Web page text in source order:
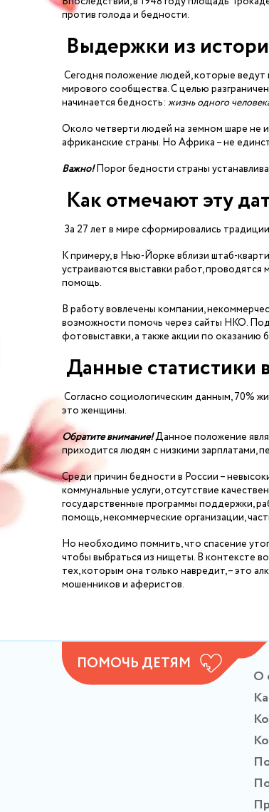
против голода и бедности.
Выдержки из
Сегодня положение людей, которые ведут
мирового сообщества. С целью
начинается бедность: жизнь одного
Около четверти людей на земном шаре не
африканские страны. Но Африка – не
Важно!Порог бедности страны
Как отмечают эту
За 27 лет в мире сформировались
К примеру, в Нью-Йорке вблизи штаб-
устраиваются выставки работ,
помощь.
В работу вовлечены компании,
возможности помочь через сайты НКО.
фотовыставки, а также акции по
Данные статистики
Согласно социологическим данным, 70%
это женщины.
Обратите внимание!Данное положение
приходится людям с низкими зарплатами,
Среди причин бедности в России –
коммунальные услуги, отсутствие
государственные программы поддержки,
помощь, некоммерческие организации,
Но необходимо помнить, что спасение
чтобы выбраться из нищеты. В контексте
тех, которым она только навредит, – это
мошенников и аферистов.
ПОМОЧЬ ДЕТЯМ
О